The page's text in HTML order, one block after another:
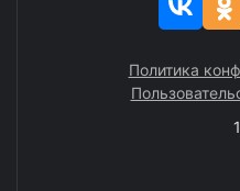
Политика